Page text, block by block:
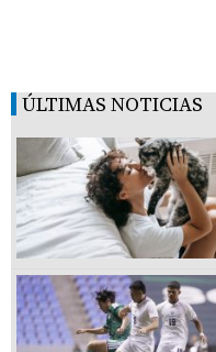
ÚLTIMAS NOTICIAS